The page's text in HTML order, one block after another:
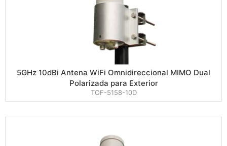
5GHz 10dBi Antena WiFi Omnidireccional MIMO Dual
Polarizada para Exterior
TOF-5158-10D